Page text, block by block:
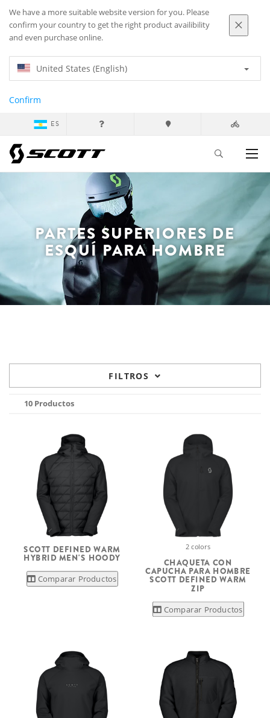
We have a more suitable website version for you. Please
confirm your country to get the right product availibility
and even purchase online.
United States (English)
Confirm
ES
PARTES SUPERIORES DE
ESQUÍ PARA HOMBRE
FILTROS
10 Productos
SCOTT DEFINED WARM
HYBRID MEN'S HOODY
Comparar Productos
2 colors
CHAQUETA CON
CAPUCHA PARA HOMBRE
SCOTT DEFINED WARM
ZIP
Comparar Productos